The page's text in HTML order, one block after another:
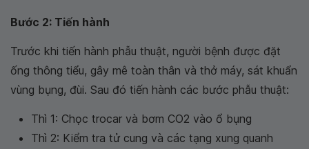
Bước 2: Tiến hành
Trước khi tiến hành phẫu thuật, người bệnh được đặt
ống thông tiểu, gây mê toàn thân và thở máy, sát khuẩn
vùng bụng, đùi. Sau đó tiến hành các bước phẫu thuật:
Thì 1: Chọc trocar và bơm CO2 vào ổ bụng
Thì 2: Kiểm tra tử cung và các tạng xung quanh